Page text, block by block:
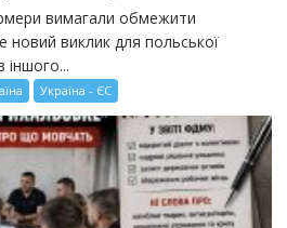
вимагали обмежити
новий виклик для польської
Україна - ЄС